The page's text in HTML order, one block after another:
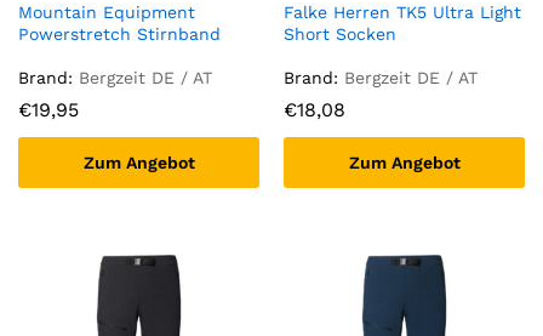
Mountain Equipment
Powerstretch Stirnband
Brand: Bergzeit DE / AT
€19,95
Zum Angebot
Falke Herren TK5 Ultra Light
Short Socken
Brand: Bergzeit DE / AT
€18,08
Zum Angebot